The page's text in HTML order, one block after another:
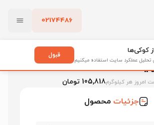
02174486
پاک کردن
امروز هر کیلوگرم105,818 تومان
جزئیات محصول
کوکی‌ها
تحلیل عملکرد سایت استفاده میکنیم
قبول